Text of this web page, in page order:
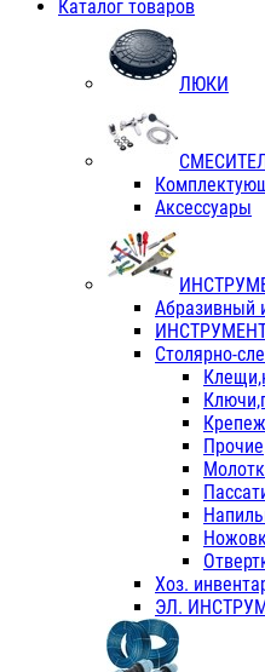
Каталог товаров
ЛЮКИ
Аксессуары
Абразивный
Столярно-
Крепеж
Прочие
Хоз.
ЭЛ.